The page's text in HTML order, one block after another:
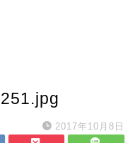
2017年10月8日